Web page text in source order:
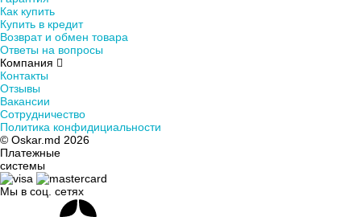
еврокомплект (200на210, 200на220, 195на215 см).
Материал.
У нас доступны следующие типы изделий из разных
материалов:
Бамбуковые - это очень гипоаллергенный и безопасный
материал, который дышит и впитывает излишнюю влагу.
Одеяла из этого материала имеют небольшой вес, не
дают замерзнуть зимой и дарят прохладу летом. Также
они имеют высокие антисептические и
противомикробные качества.
Как купить
Купить в кредит
Возврат и обмен товара
Ответы на вопросы
Компания
Контакты
Отзывы
Вакансии
Сотрудничество
Политика конфидициальности
© Oskar.md 2026
Платежные
системы
Мы в соц. сетях